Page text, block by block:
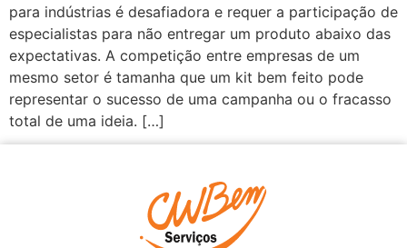
para indústrias é desafiadora e requer a participação de
especialistas para não entregar um produto abaixo das
expectativas. A competição entre empresas de um
mesmo setor é tamanha que um kit bem feito pode
representar o sucesso de uma campanha ou o fracasso
total de uma ideia. […]